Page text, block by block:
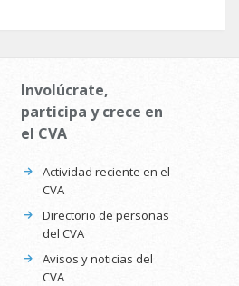
Involúcrate,
participa y crece en
el CVA
Actividad reciente en el
CVA
Directorio de personas
del CVA
Avisos y noticias del
CVA